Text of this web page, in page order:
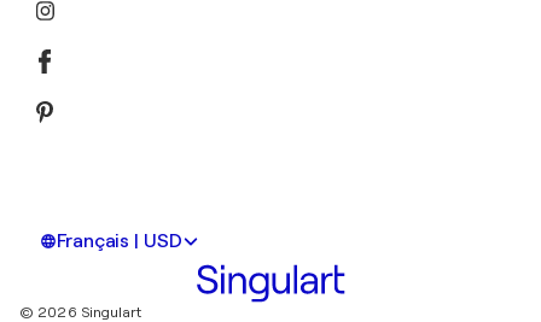
Français | USD
© 2026 Singulart